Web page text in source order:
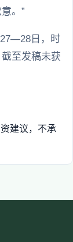
。”
日，时
至发稿未获
建议，不承